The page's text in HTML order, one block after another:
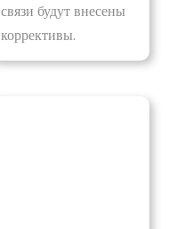
связи будут внесены
коррективы.